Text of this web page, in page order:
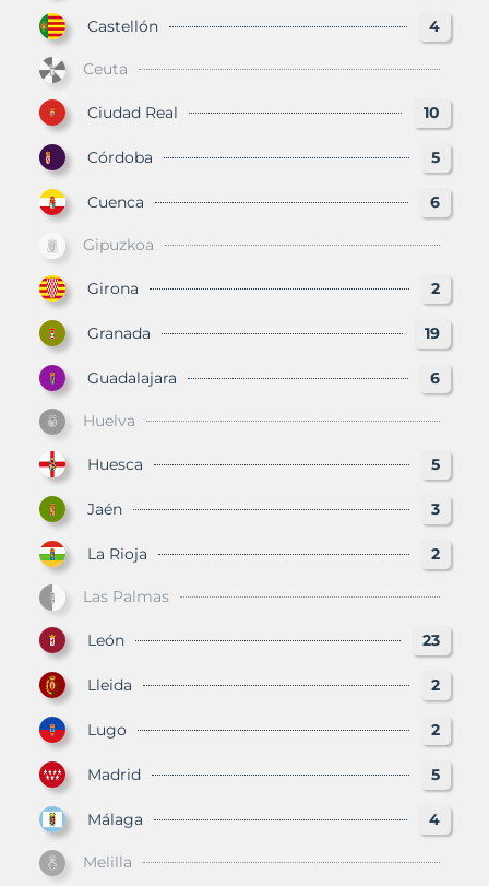
Castellón 4
Ceuta
Ciudad Real 10
Córdoba 5
Cuenca 6
Gipuzkoa
Girona 2
Granada 19
Guadalajara 6
Huelva
Huesca 5
Jaén 3
La Rioja 2
Las Palmas
León 23
Lleida 2
Lugo 2
Madrid 5
Málaga 4
Melilla